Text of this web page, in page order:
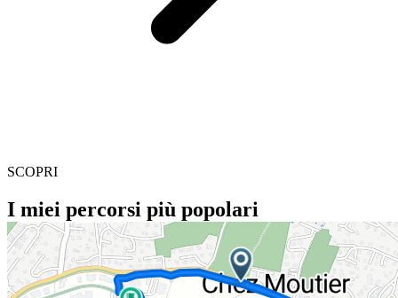
SCOPRI
I miei percorsi più popolari